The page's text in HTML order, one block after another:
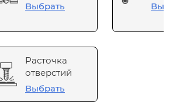
Выбрать
Расточка
отверстий
Выбрать